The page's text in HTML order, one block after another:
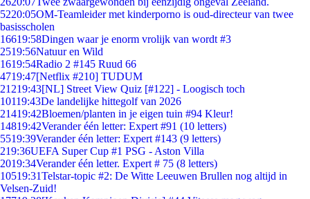
5220:05OM-Teamleider met kinderporno is oud-directeur van twee
basisscholen
16619:58Dingen waar je enorm vrolijk van wordt #3
2519:56Natuur en Wild
1619:54Radio 2 #145 Ruud 66
4719:47[Netflix #210] TUDUM
21219:43[NL] Street View Quiz [#122] - Loogisch toch
10119:43De landelijke hittegolf van 2026
21419:42Bloemen/planten in je eigen tuin #94 Kleur!
14819:42Verander één letter: Expert #91 (10 letters)
5519:39Verander één letter: Expert #143 (9 letters)
219:36UEFA Super Cup #1 PSG - Aston Villa
2019:34Verander één letter. Expert # 75 (8 letters)
10519:31Telstar-topic #2: De Witte Leeuwen Brullen nog altijd in
Velsen-Zuid!